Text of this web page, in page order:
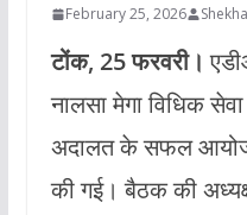
February 25, 2026
टोंक, 25 फरवरी।
नालसा मेगा विधिक
अदालत के सफल
की गई। बैठक की